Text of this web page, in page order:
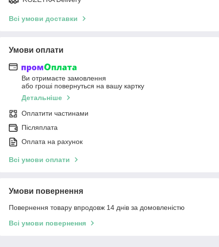
Всі умови доставки
Умови оплати
Ви отримаєте замовлення
або гроші повернуться на вашу картку
Детальніше
Оплатити частинами
Післяплата
Оплата на рахунок
Всі умови оплати
Умови повернення
Повернення товару впродовж 14 днів за домовленістю
Всі умови повернення